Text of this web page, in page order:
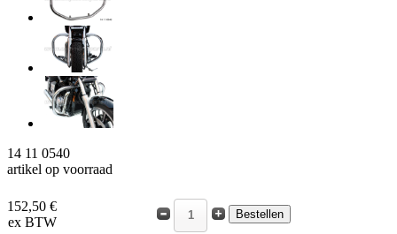
14 11 0540
artikel op voorraad
152,50 €
ex BTW